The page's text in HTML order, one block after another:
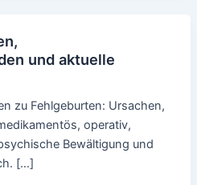
und aktuelle
zu Fehlgeburten: Ursachen,
operativ,
Bewältigung und
[…]